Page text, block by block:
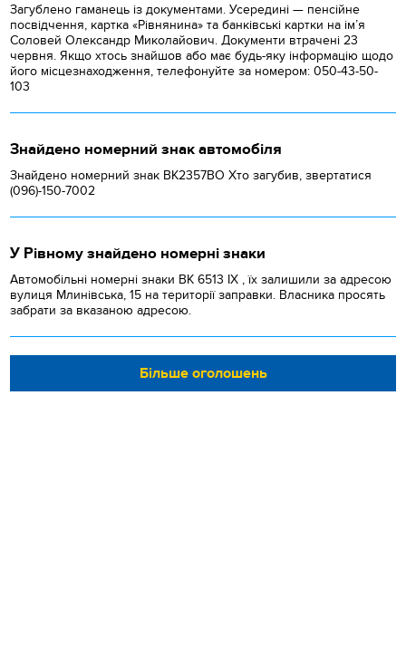
Загублено гаманець із документами. Усередині — пенсійне
посвідчення, картка «Рівнянина» та банківські картки на ім’я
Соловей Олександр Миколайович. Документи втрачені 23
червня. Якщо хтось знайшов або має будь-яку інформацію щодо
його місцезнаходження, телефонуйте за номером: 050-43-50-
103
Знайдено номерний знак автомобіля
Знайдено номерний знак ВК2357ВО Хто загубив, звертатися
(096)-150-7002
У Рівному знайдено номерні знаки
Автомобільні номерні знаки BK 6513 IX , їх залишили за адресою
вулиця Млинівська, 15 на території заправки. Власника просять
забрати за вказаною адресою.
Більше оголошень